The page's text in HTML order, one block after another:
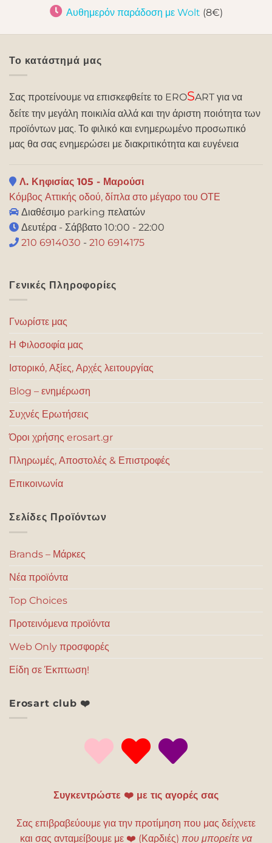
Αυθημερόν παράδοση με Wolt (8€)
Το κατάστημά μας
Σας προτείνουμε να επισκεφθείτε το EROSART για να
δείτε την μεγάλη ποικιλία αλλά και την άριστη ποιότητα των
προϊόντων μας. Το φιλικό και ενημερωμένο προσωπικό
μας θα σας ενημερώσει με διακριτικότητα και ευγένεια
Λ. Κηφισίας 105 - Μαρούσι
Κόμβος Αττικής οδού, δίπλα στο μέγαρο του ΟΤΕ
Διαθέσιμο parking πελατών
Δευτέρα - Σάββατο 10:00 - 22:00
210 6914030 - 210 6914175
Γενικές Πληροφορίες
Γνωρίστε μας
Η Φιλοσοφία μας
Ιστορικό, Αξίες, Αρχές λειτουργίας
Blog – ενημέρωση
Συχνές Ερωτήσεις
Όροι χρήσης erosart.gr
Πληρωμές, Αποστολές & Επιστροφές
Επικοινωνία
Σελίδες Προϊόντων
Brands – Μάρκες
Νέα προϊόντα
Top Choices
Προτεινόμενα προϊόντα
Web Only προσφορές
Είδη σε Έκπτωση!
Erosart club ❤️
Συγκεντρώστε ❤️ με τις αγορές σας
Σας επιβραβεύουμε για την προτίμηση που μας δείχνετε
και σας ανταμείβουμε με ❤️ (Καρδιές) που μπορείτε να